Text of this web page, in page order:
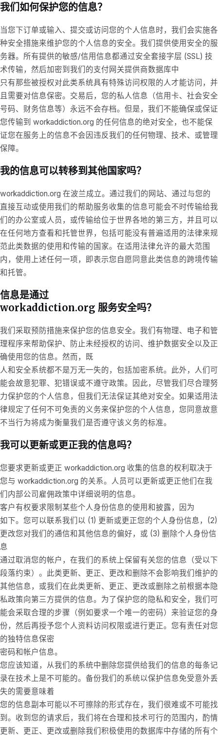
我们如何保护您的信息？
当您下订单或输入、提交或访问您的个人信息时，我们会实施各
种安全措施来维护您的个人信息的安全。我们提供使用安全的服
务器。所有提供的敏感/信用信息都通过安全套接字层 (SSL) 技
术传输，然后加密到我们的支付网关提供商数据库中
只有那些被授权对此类系统具有特殊访问权限的人才能访问，并
且需要对信息保密。交易后，您的私人信息（信用卡、社会安全
号码、财务信息等）永远不会存档。但是，我们不能确保或保证
您传输到 workaddiction.org 的任何信息的绝对安全，也不能保
证您在服务上的信息不会因违反我们的任何物理、技术、或管理
保障。
我的信息可以转移到其他国家吗？
workaddiction.org 在波兰成立。通过我们的网站、通过与您的
直接互动或使用我们的帮助服务收集的信息可能会不时传输给我
们的办公室或人员，或传输给位于世界各地的第三方，并且可以
在任何地方查看和托管世界，包括可能没有普遍适用的法律来规
范此类数据的使用和传输的国家。在适用法律允许的最大范围
内，使用上述任何一项，即表示您自愿同意此类信息的跨境传输
和托管。
信息是通过
workaddiction.org 服务安全吗？
我们采取预防措施来保护您的信息安全。我们有物理、电子和管
理程序来帮助保护、防止未经授权的访问、维护数据安全以及正
确使用您的信息。然而，既
人和安全系统都不是万无一失的，包括加密系统。此外，人们可
能会故意犯罪、犯错误或不遵守政策。因此，尽管我们尽合理努
力保护您的个人信息，但我们无法保证其绝对安全。如果适用法
律规定了任何不可免责的义务来保护您的个人信息，您同意故意
不当行为将成为衡量我们是否遵守该义务的标准。
我可以更新或更正我的信息吗？
您要求更新或更正 workaddiction.org 收集的信息的权利取决于
您与 workaddiction.org 的关系。人员可以更新或更正他们在我
们内部公司雇佣政策中详细说明的信息。
客户有权要求限制某些个人身份信息的使用和披露，因为
如下。您可以联系我们以 (1) 更新或更正您的个人身份信息，(2)
更改您对我们的通信和其他信息的偏好，或 (3) 删除个人身份信
息
通过取消您的帐户，在我们的系统上保留有关您的信息（受以下
段落约束）。此类更新、更正、更改和删除不会影响我们维护的
其他信息，或我们在此类更新、更正、更改或删除之前根据本隐
私政策向第三方提供的信息。为了保护您的隐私和安全，我们可
能会采取合理的步骤（例如要求一个唯一的密码）来验证您的身
份，然后再授予您个人资料访问权限或进行更正。您有责任对您
的独特信息保密
密码和帐户信息。
您应该知道，从我们的系统中删除您提供给我们的信息的每条记
录在技术上是不可能的。备份我们的系统以保护信息免受意外丢
失的需要意味着
您的信息副本可能以不可擦除的形式存在，我们很难或不可能找
到。收到您的请求后，我们将在合理和技术可行的范围内，酌情
更新、更正、更改或删除我们积极使用的数据库中存储的所有个